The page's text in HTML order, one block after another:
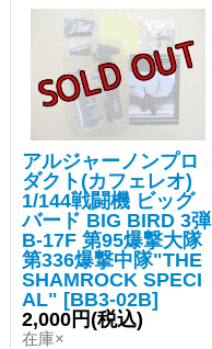
アルジャーノンプロ
ダクト(カフェレオ)
1/144戦闘機 ビッグ
バード BIG BIRD 3弾
B-17F 第95爆撃大隊
第336爆撃中隊"THE
SHAMROCK SPECI
AL" [BB3-02B]
2,000円(税込)
在庫×